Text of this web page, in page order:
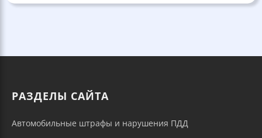
РАЗДЕЛЫ САЙТА
Автомобильные штрафы и нарушения ПДД